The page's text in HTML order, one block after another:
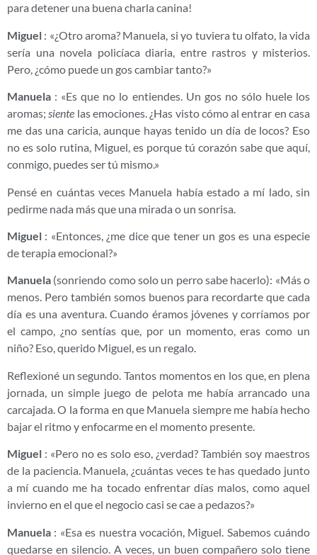
para detener una buena charla canina!
Miguel : «¿Otro aroma? Manuela, si yo tuviera tu olfato, la vida
sería una novela policíaca diaria, entre rastros y misterios.
Pero, ¿cómo puede un gos cambiar tanto?»
Manuela : «Es que no lo entiendes. Un gos no sólo huele los
aromas;siente las emociones. ¿Has visto cómo al entrar en casa
me das una caricia, aunque hayas tenido un día de locos? Eso
no es solo rutina, Miguel, es porque tú corazón sabe que aquí,
conmigo, puedes ser tú mismo.»
Pensé en cuántas veces Manuela había estado a mí lado, sin
pedirme nada más que una mirada o un sonrisa.
Miguel : «Entonces, ¿me dice que tener un gos es una especie
de terapia emocional?»
Manuela (sonriendo como solo un perro sabe hacerlo): «Más o
menos. Pero también somos buenos para recordarte que cada
día es una aventura. Cuando éramos jóvenes y corríamos por
el campo, ¿no sentías que, por un momento, eras como un
niño? Eso, querido Miguel, es un regalo.
Reflexioné un segundo. Tantos momentos en los que, en plena
jornada, un simple juego de pelota me había arrancado una
carcajada. O la forma en que Manuela siempre me había hecho
bajar el ritmo y enfocarme en el momento presente.
Miguel : «Pero no es solo eso, ¿verdad? También soy maestros
de la paciencia. Manuela, ¿cuántas veces te has quedado junto
a mí cuando me ha tocado enfrentar días malos, como aquel
invierno en el que el negocio casi se cae a pedazos?»
Manuela : «Esa es nuestra vocación, Miguel. Sabemos cuándo
quedarse en silencio. A veces, un buen compañero solo tiene